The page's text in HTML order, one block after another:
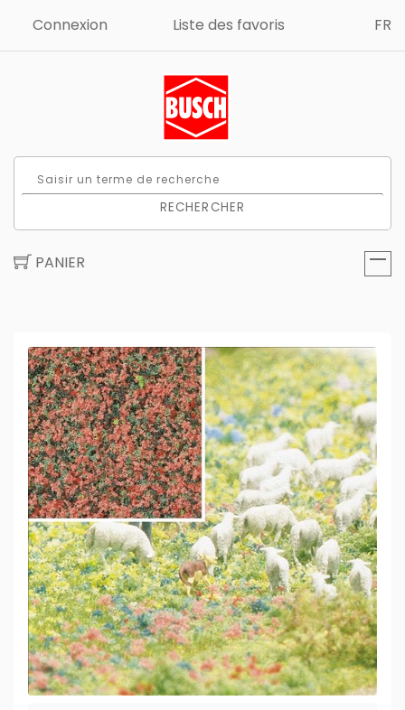
Connexion Liste des favoris FR
RECHERCHER
PANIER